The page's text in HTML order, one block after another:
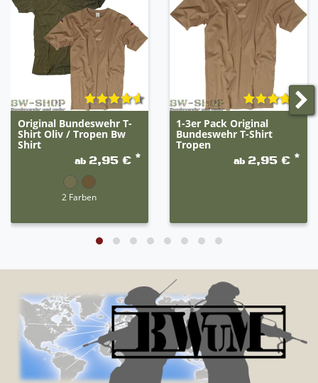
Original Bundeswehr T-
Shirt Oliv / Tropen Bw
Shirt
ab 2,95 € *
2 Farben
1-3er Pack Original
Bundeswehr T-Shirt
Tropen
ab 2,95 € *